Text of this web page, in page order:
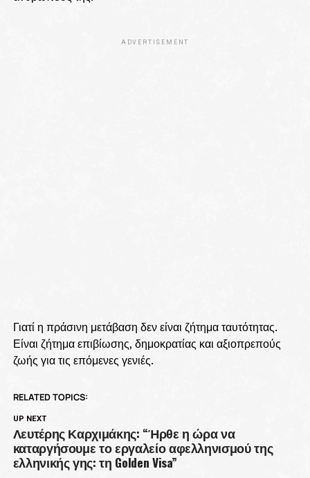
ADVERTISEMENT
Γιατί η πράσινη μετάβαση δεν είναι ζήτημα ταυτότητας.
Είναι ζήτημα επιβίωσης, δημοκρατίας και αξιοπρεπούς
ζωής για τις επόμενες γενιές.
RELATED TOPICS:
UP NEXT
Λευτέρης Καρχιμάκης: “Ήρθε η ώρα να
καταργήσουμε το εργαλείο αφελληνισμού της
ελληνικής γης: τη Golden Visa”